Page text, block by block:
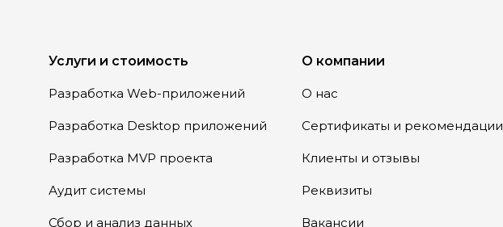
Услуги и стоимость
Разработка Web-приложений
Разработка Desktop приложений
Разработка MVP проекта
Аудит системы
Сбор и анализ данных
О компании
О нас
Сертификаты и рекомендации
Клиенты и отзывы
Реквизиты
Вакансии